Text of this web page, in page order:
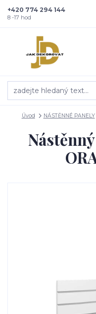
+420 774 294 144
8 -17 hod
Úvod NÁSTĚNNÉ PANELY